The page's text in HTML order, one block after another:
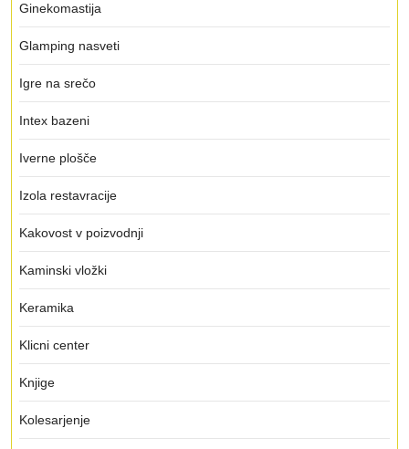
Ginekomastija
Glamping nasveti
Igre na srečo
Intex bazeni
Iverne plošče
Izola restavracije
Kakovost v poizvodnji
Kaminski vložki
Keramika
Klicni center
Knjige
Kolesarjenje